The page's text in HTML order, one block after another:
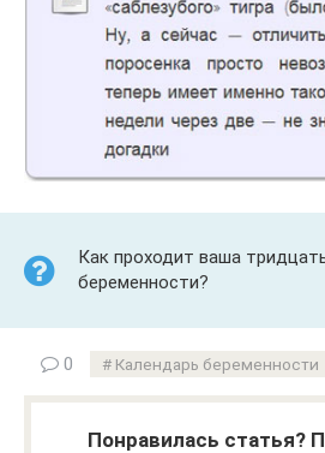
Как проходит ваша
беременности?
0 Календарь беременности
Понравилась статья?